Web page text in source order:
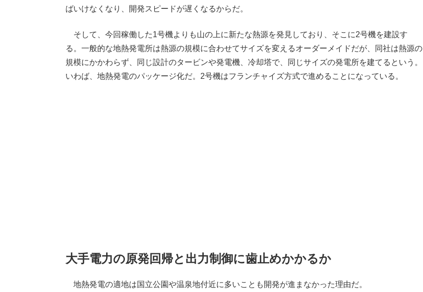
ばいけなくなり、開発スピードが遅くなるからだ。
そして、今回稼働した1号機よりも山の上に新たな熱源を発見しており、そこに2号機を建設す
る。一般的な地熱発電所は熱源の規模に合わせてサイズを変えるオーダーメイドだが、同社は熱源の
規模にかかわらず、同じ設計のタービンや発電機、冷却塔で、同じサイズの発電所を建てるという。
いわば、地熱発電のパッケージ化だ。2号機はフランチャイズ方式で進めることになっている。
大手電力の原発回帰と出力制御に歯止めかかるか
地熱発電の適地は国立公園や温泉地付近に多いことも開発が進まなかった理由だ。